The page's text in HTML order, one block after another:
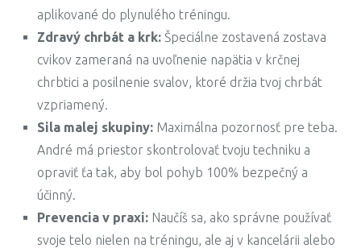
aplikované do plynulého tréningu.
Zdravý chrbát a krk:Špeciálne zostavená zostava
cvikov zameraná na uvoľnenie napätia v krčnej
chrbtici a posilnenie svalov, ktoré držia tvoj chrbát
vzpriamený.
Sila malej skupiny:Maximálna pozornosť pre teba.
André má priestor skontrolovať tvoju techniku a
opraviť ťa tak, aby bol pohyb 100% bezpečný a
účinný.
Prevencia v praxi:Naučíš sa, ako správne používať
svoje telo nielen na tréningu, ale aj v kancelárii alebo